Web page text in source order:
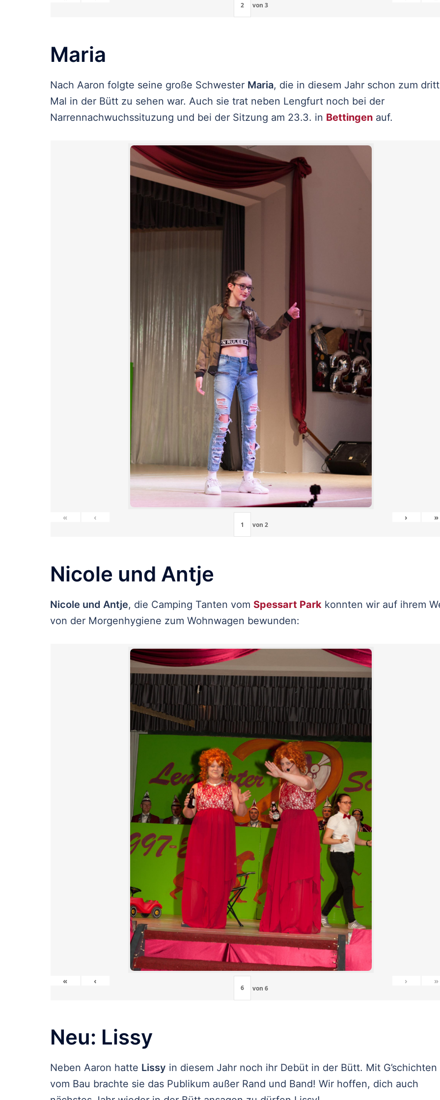
von 3
Maria
Nach Aaron folgte seine große Schwester Maria, die in diesem Jahr schon zum
Mal in der Bütt zu sehen war. Auch sie trat neben Lengfurt noch bei der
Narrennachwuchssituzung und bei der Sitzung am 23.3. in Bettingen auf.
« ‹
von 2
› »
Nicole und Antje
Nicole und Antje, die Camping Tanten vom Spessart Park konnten wir auf ihrem
von der Morgenhygiene zum Wohnwagen bewunden:
« ‹
von 6
› »
Neu: Lissy
Neben Aaron hatte Lissy in diesem Jahr noch ihr Debüt in der Bütt. Mit G’schichten
vom Bau brachte sie das Publikum außer Rand und Band! Wir hoffen, dich auch